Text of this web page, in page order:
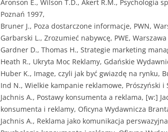
Aronson E., Wilson T.D., Akert R.M., Psychologia
Poznań 1997,
Bruner J., Poza dostarczone informacje, PWN,
Garbarski L., Zrozumieć nabywcę, PWE, Warszawa
Gardner D., Thomas H., Strategie marketing
Heath R., Ukryta Moc Reklamy, Gdańskie
Huber K., Image, czyli jak być gwiazdę na rynku,
Ind N., Wielkie kampanie reklamowe, Prószyński i
Jachnis A., Postawy konsumenta a reklama, [w:]
konsumenta i reklamy, Oficyna Wydawnicza
Jachnis A., Reklama jako komunikacja